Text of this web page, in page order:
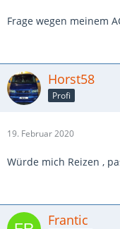
Frage wegen meinem
Horst58
Profi
19. Februar 2020
Würde mich Reizen ,
Frantic